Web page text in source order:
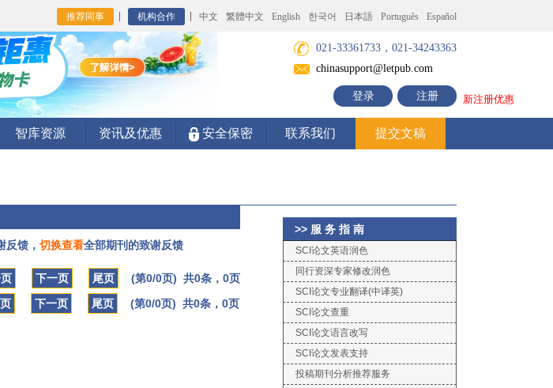
推荐同事 机构合作 中文 繁體中文 English 한국어 日本語 Português Español
021-33361733，021-34243363
chinasupport@letpub.com
登录 注册 新注册优惠
智库资源 资讯及优惠 安全保密 联系我们 提交文稿
反馈， 切换查看全部期刊的致谢反馈
页 下一页 尾页
(第0/0页) 共0条，0页
页 下一页 尾页 (第0/0页) 共0条，0页
>> 服 务 指 南
SCI论文英语润色
同行资深专家修改润色
SCI论文专业翻译(中译英)
SCI论文查重
SCI论文语言改写
SCI论文发表支持
投稿期刊分析推荐服务